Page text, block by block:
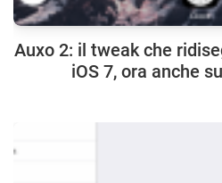
Auxo 2: il tweak che
iOS 7, ora anche